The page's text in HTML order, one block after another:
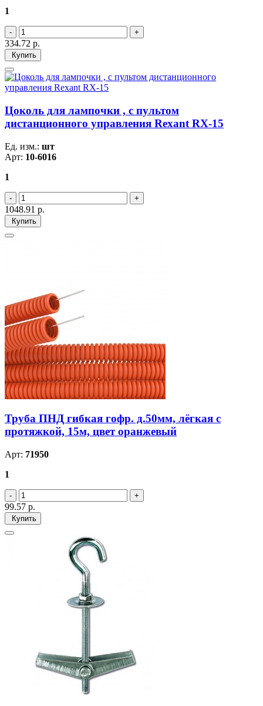
1
334.72 р.
Купить
Цоколь для лампочки , с пультом
дистанционного управления Rexant RX-15
Ед. изм.: шт
Арт: 10-6016
1
1048.91 р.
Купить
Труба ПНД гибкая гофр. д.50мм, лёгкая с
протяжкой, 15м, цвет оранжевый
Арт: 71950
1
99.57 р.
Купить